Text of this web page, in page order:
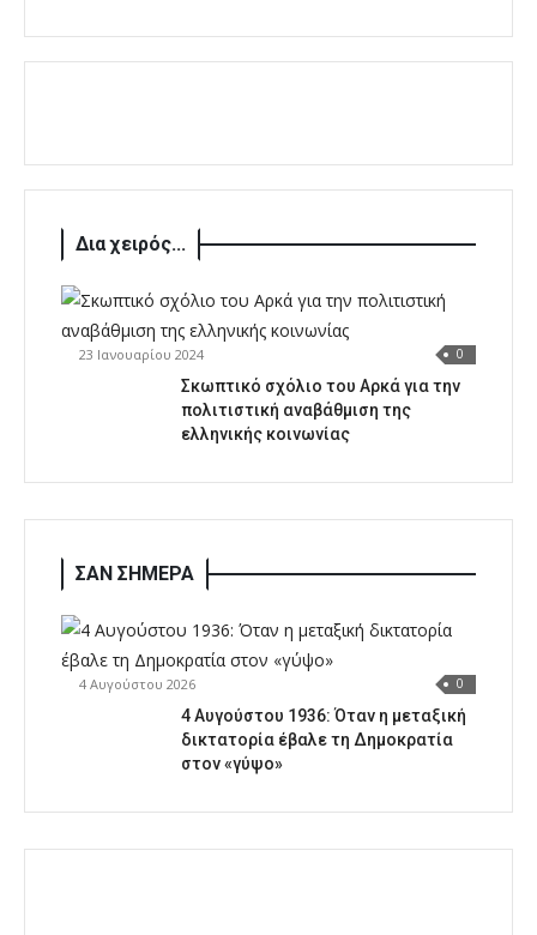
Δια χειρός...
23 Ιανουαρίου 2024 0
Σκωπτικό σχόλιο του Αρκά για την
πολιτιστική αναβάθμιση της
ελληνικής κοινωνίας
ΣΑΝ ΣΗΜΕΡΑ
4 Αυγούστου 2026 0
4 Αυγούστου 1936: Όταν η μεταξική
δικτατορία έβαλε τη Δημοκρατία
στον «γύψο»